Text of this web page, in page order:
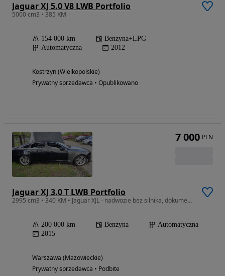
Jaguar XJ 5.0 V8 LWB Portfolio
5000 cm3 • 385 KM
154 000 km
Benzyna+LPG
Automatyczna
2012
Kostrzyn (Wielkopolskie)
Prywatny sprzedawca • Opublikowano
Jaguar XJ 3.0 T LWB Portfolio
2995 cm3 • 340 KM • Jaguar XJL - nadwozie bez silnika, dokumentacja
200 000 km Benzyna
Automatyczna
2015
Warszawa (Mazowieckie)
Prywatny sprzedawca • Podbite
7 000 PLN